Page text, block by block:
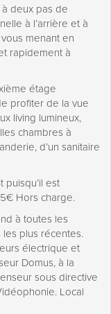
deux pas de
à l’arrière et à
menant en
rapidement à
étage
profiter de la vue
living lumineux,
chambres à
d’un sanitaire
puisqu’il est
Hors charge.
à toutes les
plus récentes.
électrique et
Domus, à la
sous directive
Local